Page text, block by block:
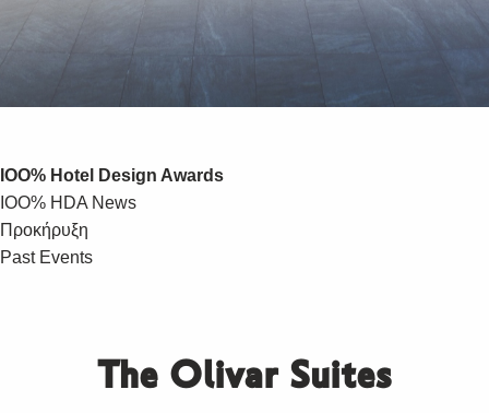
IOO% Hotel Design Awards
IOO% HDA News
Προκήρυξη
Past Events
The Olivar Suites